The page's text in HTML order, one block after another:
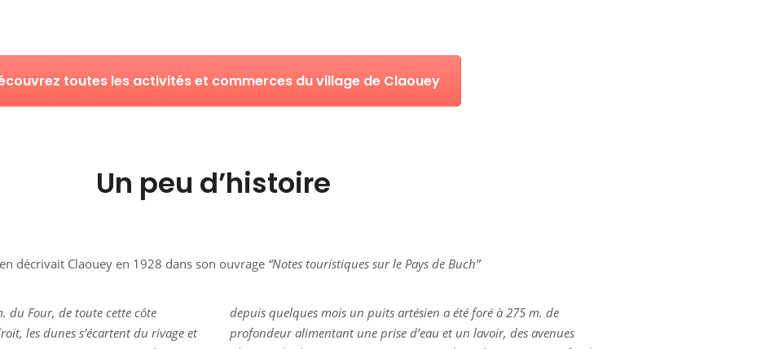
toutes les activités et commerces du village de Claouey
Un peu d’histoire
décrivait Claouey en 1928 dans son ouvrage “Notes touristiques sur le Pays de Buch”
du Four, de toute cette côte
les dunes s’écartent du rivage et
a été foré à 275 m. de
d’eau et un lavoir, des avenues